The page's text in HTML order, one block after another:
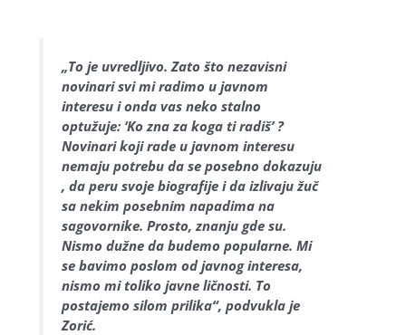
„To je uvredljivo. Zato što nezavisni
novinari svi mi radimo u javnom
interesu i onda vas neko stalno
optužuje: ‘Ko zna za koga ti radiš’ ?
Novinari koji rade u javnom interesu
nemaju potrebu da se posebno dokazuju
, da peru svoje biografije i da izlivaju žuč
sa nekim posebnim napadima na
sagovornike. Prosto, znanju gde su.
Nismo dužne da budemo popularne. Mi
se bavimo poslom od javnog interesa,
nismo mi toliko javne ličnosti. To
postajemo silom prilika“, podvukla je
Zorić.